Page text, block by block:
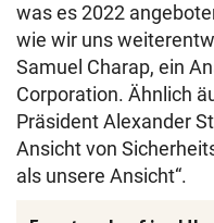
was es 2022
wie wir uns
Samuel Charap, ein
Corporation. Ähnlich
Präsident Alexander
Ansicht von
als unsere Ansicht“.